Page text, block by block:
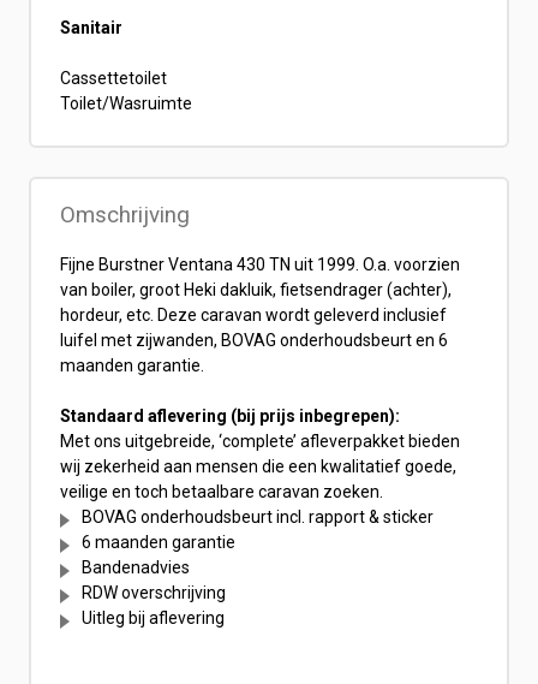
Sanitair
Cassettetoilet
Toilet/Wasruimte
Omschrijving
Fijne Burstner Ventana 430 TN uit 1999. O.a. voorzien
van boiler, groot Heki dakluik, fietsendrager (achter),
hordeur, etc. Deze caravan wordt geleverd inclusief
luifel met zijwanden, BOVAG onderhoudsbeurt en 6
maanden garantie.
Standaard aflevering (bij prijs inbegrepen):
Met ons uitgebreide, ‘complete’ afleverpakket bieden
wij zekerheid aan mensen die een kwalitatief goede,
veilige en toch betaalbare caravan zoeken.
BOVAG onderhoudsbeurt incl. rapport & sticker
6 maanden garantie
Bandenadvies
RDW overschrijving
Uitleg bij aflevering